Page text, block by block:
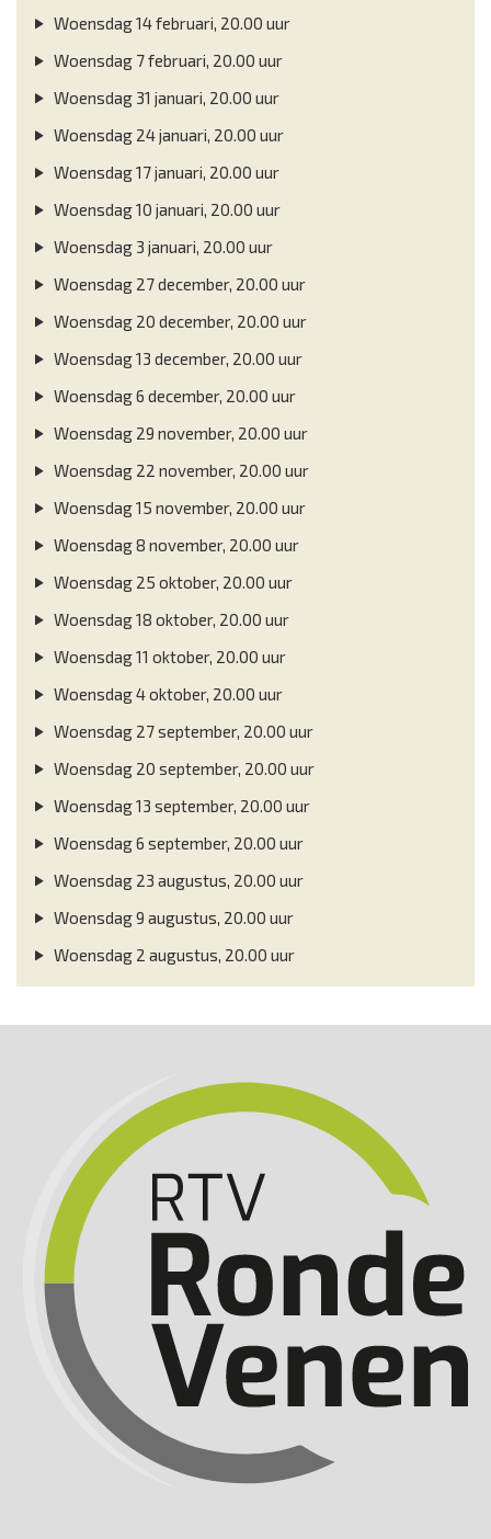
Woensdag 14 februari, 20.00 uur
Woensdag 7 februari, 20.00 uur
Woensdag 31 januari, 20.00 uur
Woensdag 24 januari, 20.00 uur
Woensdag 17 januari, 20.00 uur
Woensdag 10 januari, 20.00 uur
Woensdag 3 januari, 20.00 uur
Woensdag 27 december, 20.00 uur
Woensdag 20 december, 20.00 uur
Woensdag 13 december, 20.00 uur
Woensdag 6 december, 20.00 uur
Woensdag 29 november, 20.00 uur
Woensdag 22 november, 20.00 uur
Woensdag 15 november, 20.00 uur
Woensdag 8 november, 20.00 uur
Woensdag 25 oktober, 20.00 uur
Woensdag 18 oktober, 20.00 uur
Woensdag 11 oktober, 20.00 uur
Woensdag 4 oktober, 20.00 uur
Woensdag 27 september, 20.00 uur
Woensdag 20 september, 20.00 uur
Woensdag 13 september, 20.00 uur
Woensdag 6 september, 20.00 uur
Woensdag 23 augustus, 20.00 uur
Woensdag 9 augustus, 20.00 uur
Woensdag 2 augustus, 20.00 uur